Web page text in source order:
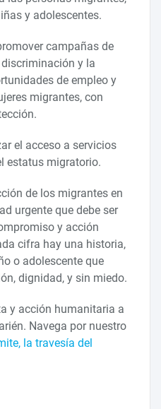
y adolescentes.
campañas de
y la
de empleo y
migrantes, con
el acceso a servicios
estatus migratorio.
de los migrantes en
urgente que debe ser
y acción
cifra hay una historia,
o adolescente que
dignidad, y sin miedo.
y acción humanitaria a
Navega por nuestro
la travesía del